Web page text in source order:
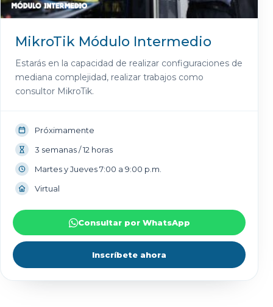
MikroTik Módulo Intermedio
Estarás en la capacidad de realizar configuraciones de
mediana complejidad, realizar trabajos como
consultor MikroTik.
Próximamente
3 semanas / 12 horas
Martes y Jueves 7:00 a 9:00 p.m.
Virtual
Consultar por WhatsApp
Inscríbete ahora